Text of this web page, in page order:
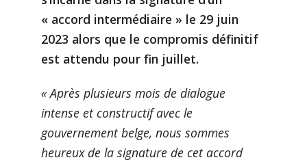
« accord intermédiaire » le 29 juin
2023 alors que le compromis définitif
est attendu pour fin juillet.
« Après plusieurs mois de dialogue
intense et constructif avec le
gouvernement belge, nous sommes
heureux de la signature de cet accord